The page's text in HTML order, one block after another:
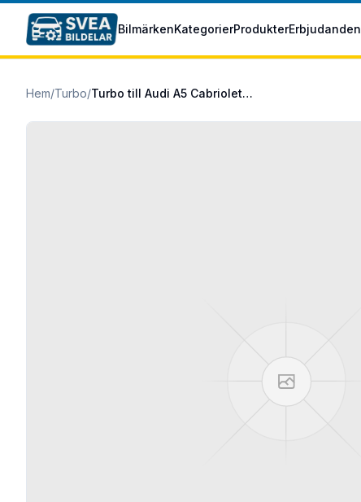
Hoppa till huvudinnehåll
BilmärkenKategorierProdukterErbjudanden
Hem/Turbo/ Turbo till Audi A5 Cabriolet 2020/09-2025/12 40 TDI Mildhybrid